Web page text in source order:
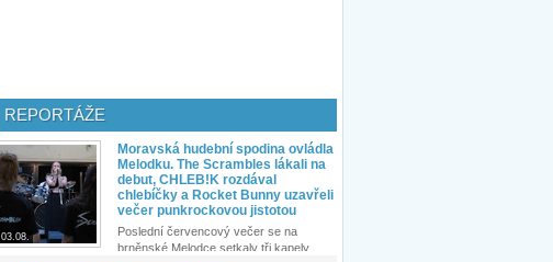
REPORTÁŽE
03.08.
Moravská hudební spodina ovládla
Melodku. The Scrambles lákali na
debut, CHLEB!K rozdával
chlebíčky a Rocket Bunny uzavřeli
večer punkrockovou jistotou
Poslední červencový večer se na
brněnské Melodce setkaly tři kapely...